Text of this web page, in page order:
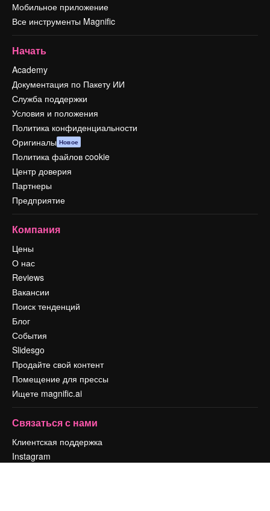
Мобильное приложение
Все инструменты Magnific
Начать
Academy
Документация по Пакету ИИ
Служба поддержки
Условия и положения
Политика конфиденциальности
Оригиналы Новое
Политика файлов cookie
Центр доверия
Партнеры
Предприятие
Компания
Цены
О нас
Reviews
Вакансии
Поиск тенденций
Блог
События
Slidesgo
Продайте свой контент
Помещение для прессы
Ищете magnific.ai
Связаться с нами
Клиентская поддержка
Instagram